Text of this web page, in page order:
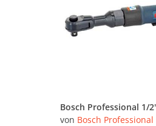
Baumarktartikel von
Gartenausstattung von
oder in der Abteilung für
Bosch Professional
von Bosch Professional